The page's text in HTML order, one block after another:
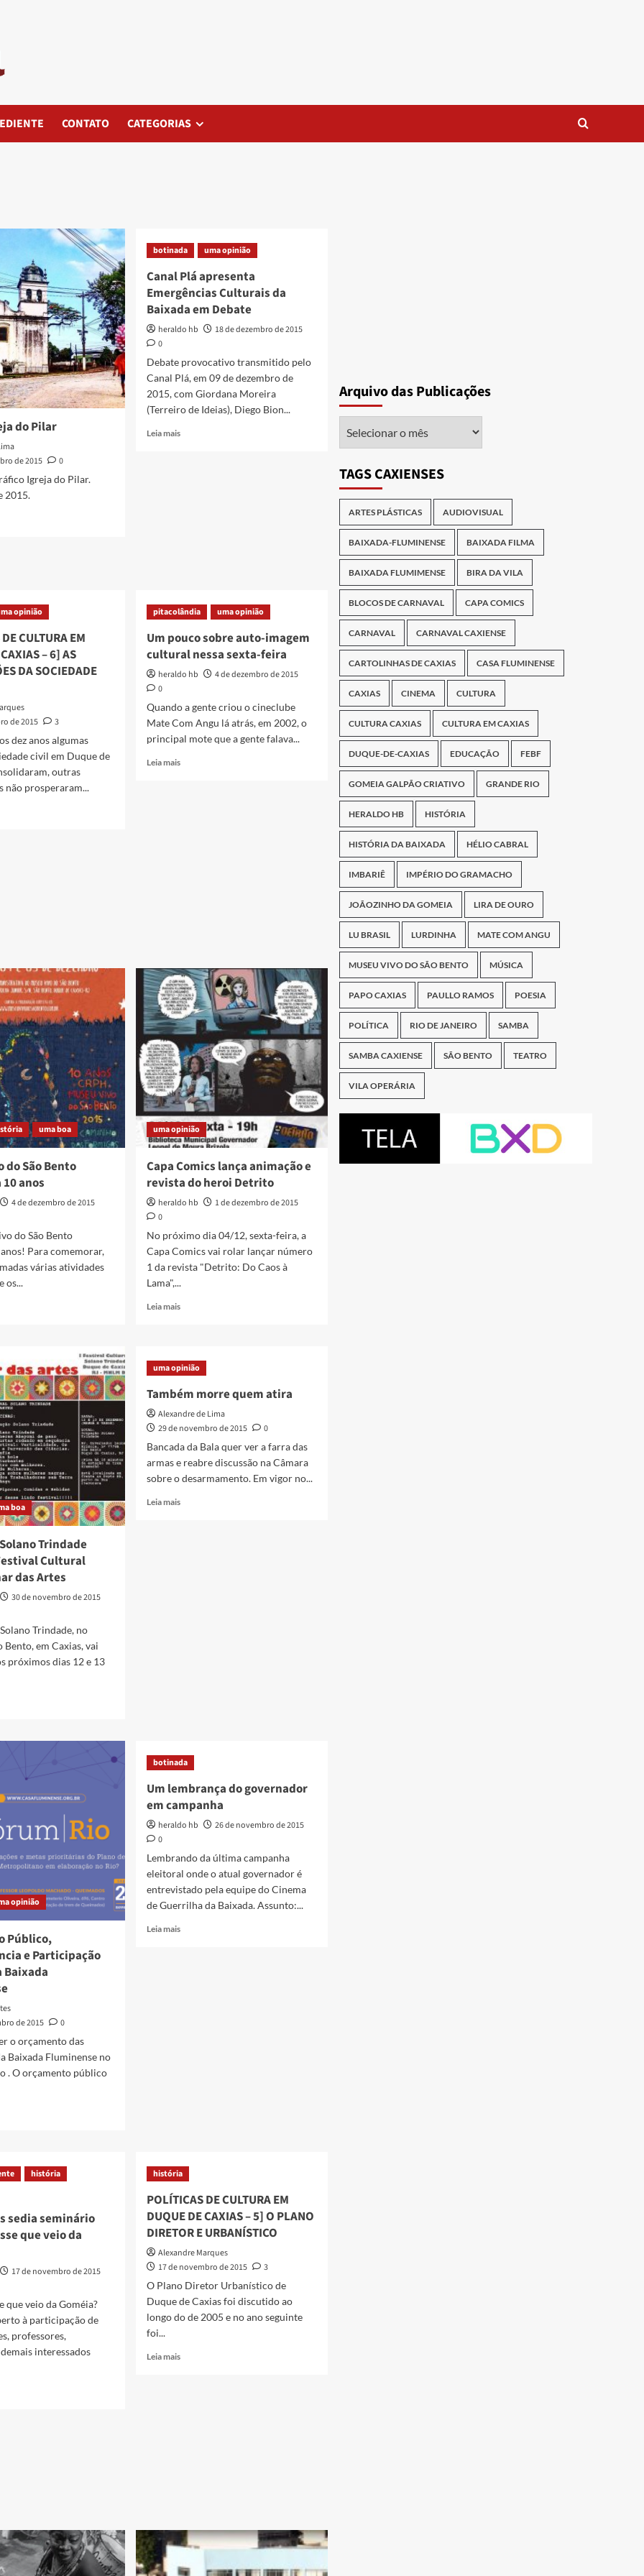
CONTATO CATEGORIAS
do Pilar
de 2015
0
Igreja do Pilar.
2015.
botinada uma opinião
Canal Plá apresenta
Emergências Culturais da
Baixada em Debate
heraldo hb
18 de dezembro de 2015
0
Debate provocativo transmitido pelo
Canal Plá, em 09 de dezembro de
2015, com Giordana Moreira
(Terreiro de Ideias), Diego Bion...
Leia maisRead
opinião
CULTURA EM
– 6] AS
DA SOCIEDADE
de 2015
3
dez anos algumas
civil em Duque de
outras
não prosperaram...
pitacolândia uma opinião
Um pouco sobre auto-imagem
cultural nessa sexta-feira
heraldo hb
4 de dezembro de 2015
0
Quando a gente criou o cineclube
Mate Com Angu lá atrás, em 2002, o
principal mote que a gente falava...
Leia maisRead
uma boa
do São Bento
anos
4 de dezembro de 2015
do São Bento
Para comemorar,
várias atividades
os...
uma opinião
Capa Comics lança animação e
revista do heroi Detrito
heraldo hb
1 de dezembro de 2015
0
No próximo dia 04/12, sexta-feira, a
Capa Comics vai rolar lançar número
1 da revista "Detrito: Do Caos à
Lama",...
Leia maisRead
Comics
lança
e
revista
do
boa
Trindade
Cultural
das Artes
30 de novembro de 2015
Trindade, no
Bento, em Caxias, vai
próximos dias 12 e 13
uma opinião
Também morre quem atira
Alexandre de Lima
29 de novembro de 2015
0
Bancada da Bala quer ver a farra das
armas e reabre discussão na Câmara
sobre o desarmamento. Em vigor no...
Leia maisRead
opinião
Público,
e Participação
Baixada
de 2015
0
o orçamento das
Baixada Fluminense no
. O orçamento público
botinada
Um lembrança do governador
em campanha
heraldo hb
26 de novembro de 2015
0
Lembrando da última campanha
eleitoral onde o atual governador é
entrevistado pela equipe do Cinema
de Guerrilha da Baixada. Assunto:...
Leia maisRead
história
sedia seminário
que veio da
17 de novembro de 2015
que veio da Goméia?
à participação de
professores,
interessados
história
POLÍTICAS DE CULTURA EM
DUQUE DE CAXIAS – 5] O PLANO
DIRETOR E URBANÍSTICO
Alexandre Marques
17 de novembro de 2015
3
O Plano Diretor Urbanístico de
Duque de Caxias foi discutido ao
longo do de 2005 e no ano seguinte
foi...
Leia maisRead
PLANO
DIRETOR
URBANÍSTICO
Arquivo das Publicações
TAGS CAXIENSES
ARTES PLÁSTICAS AUDIOVISUAL
BAIXADA-FLUMINENSE BAIXADA FILMA
BAIXADA FLUMIMENSE BIRA DA VILA
BLOCOS DE CARNAVAL CAPA COMICS
CARNAVAL CARNAVAL CAXIENSE
CARTOLINHAS DE CAXIAS CASA FLUMINENSE
CAXIAS CINEMA CULTURA
CULTURA CAXIAS CULTURA EM CAXIAS
DUQUE-DE-CAXIAS EDUCAÇÃO FEBF
GOMEIA GALPÃO CRIATIVO GRANDE RIO
HERALDO HB HISTÓRIA
HISTÓRIA DA BAIXADA HÉLIO CABRAL
IMBARIÊ IMPÉRIO DO GRAMACHO
JOÃOZINHO DA GOMEIA LIRA DE OURO
LU BRASIL LURDINHA MATE COM ANGU
MUSEU VIVO DO SÃO BENTO MÚSICA
PAPO CAXIAS PAULLO RAMOS POESIA
POLÍTICA RIO DE JANEIRO SAMBA
SAMBA CAXIENSE SÃO BENTO TEATRO
VILA OPERÁRIA